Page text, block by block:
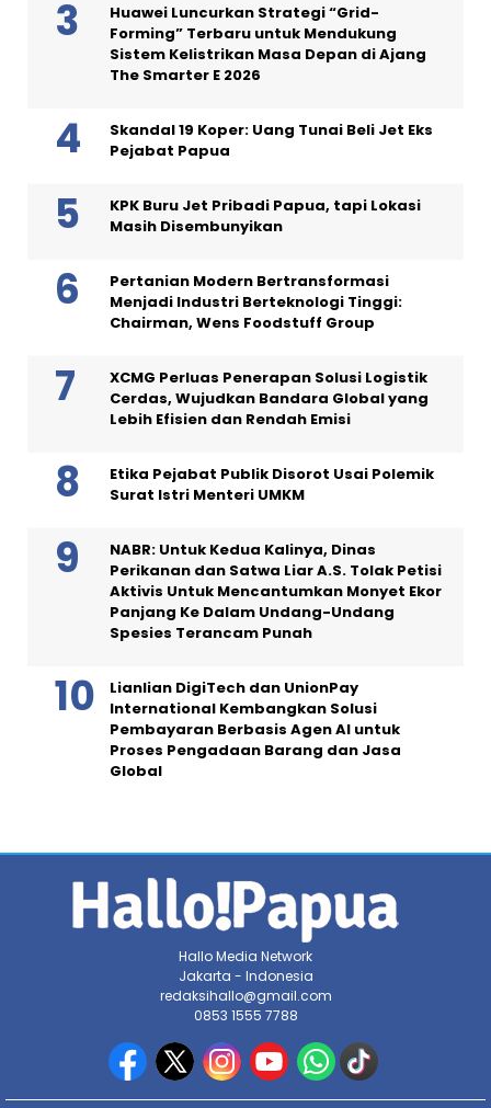
Huawei Luncurkan Strategi “Grid-
Forming” Terbaru untuk Mendukung
Sistem Kelistrikan Masa Depan di Ajang
The Smarter E 2026
Skandal 19 Koper: Uang Tunai Beli Jet Eks
Pejabat Papua
KPK Buru Jet Pribadi Papua, tapi Lokasi
Masih Disembunyikan
Pertanian Modern Bertransformasi
Menjadi Industri Berteknologi Tinggi:
Chairman, Wens Foodstuff Group
XCMG Perluas Penerapan Solusi Logistik
Cerdas, Wujudkan Bandara Global yang
Lebih Efisien dan Rendah Emisi
Etika Pejabat Publik Disorot Usai Polemik
Surat Istri Menteri UMKM
NABR: Untuk Kedua Kalinya, Dinas
Perikanan dan Satwa Liar A.S. Tolak Petisi
Aktivis Untuk Mencantumkan Monyet Ekor
Panjang Ke Dalam Undang-Undang
Spesies Terancam Punah
Lianlian DigiTech dan UnionPay
International Kembangkan Solusi
Pembayaran Berbasis Agen AI untuk
Proses Pengadaan Barang dan Jasa
Global
Hallo Media Network
Jakarta - Indonesia
redaksihallo@gmail.com
0853 1555 7788